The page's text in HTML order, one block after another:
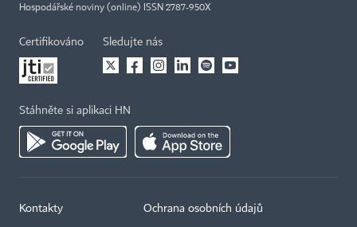
Hospodářské noviny (online) ISSN 2787-950X
Certifikováno Sledujte nás
Stáhněte si aplikaci HN
Kontakty Ochrana osobních údajů